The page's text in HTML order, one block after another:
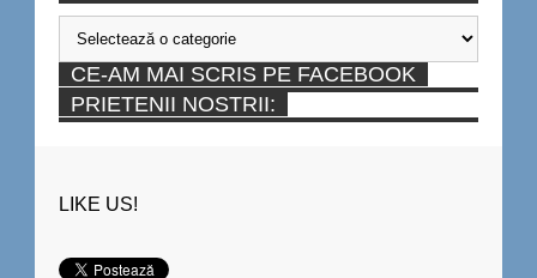
Categorii
CE-AM MAI SCRIS PE FACEBOOK
PRIETENII NOSTRII:
LIKE US!